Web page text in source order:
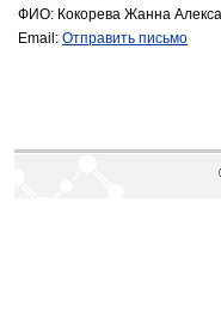
ФИО: Кокорева Жанна
Email: Отправить письмо